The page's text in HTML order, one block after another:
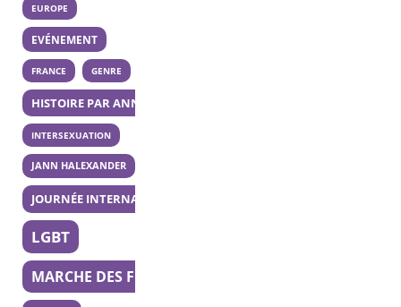
EUROPE
EVÉNEMENT
FRANCE GENRE
HISTOIRE PAR ANNÉE
INTERSEXUATION
JANN HALEXANDER
JOURNÉE INTERNATIONALE DE LA BISEXUALITÉ
LGBT
MARCHE DES FIERTÉS